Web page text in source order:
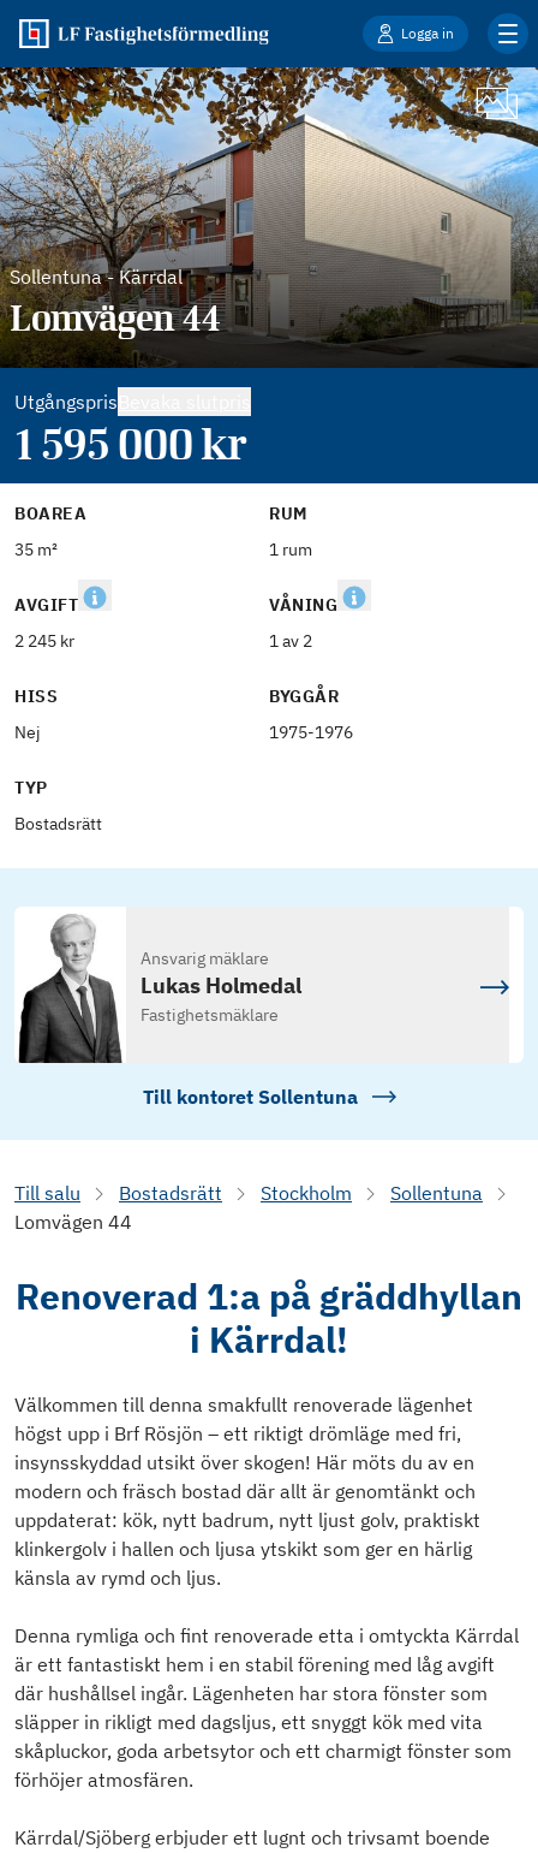
Logga in
Sollentuna-Kärrdal
Lomvägen 44
Utgångspris
1 595 000kr
BOAREA
35 m²
RUM
1 rum
AVGIFT
2 245 kr
VÅNING
1 av 2
HISS
Nej
BYGGÅR
1975-1976
TYP
Bostadsrätt
Ansvarig mäklare
Lukas Holmedal
Fastighetsmäklare
Till kontoret Sollentuna
Till salu Bostadsrätt Stockholm
Sollentuna
Lomvägen 44
Renoverad 1:a på gräddhyllan
i Kärrdal!
Välkommen till denna smakfullt renoverade lägenhet
högst upp i Brf Rösjön – ett riktigt drömläge med fri,
insynsskyddad utsikt över skogen! Här möts du av en
modern och fräsch bostad där allt är genomtänkt och
uppdaterat: kök, nytt badrum, nytt ljust golv, praktiskt
klinkergolv i hallen och ljusa ytskikt som ger en härlig
känsla av rymd och ljus.
Denna rymliga och fint renoverade etta i omtyckta Kärrdal
är ett fantastiskt hem i en stabil förening med låg avgift
där hushållsel ingår. Lägenheten har stora fönster som
släpper in rikligt med dagsljus, ett snyggt kök med vita
skåpluckor, goda arbetsytor och ett charmigt fönster som
förhöjer atmosfären.
Kärrdal/Sjöberg erbjuder ett lugnt och trivsamt boende